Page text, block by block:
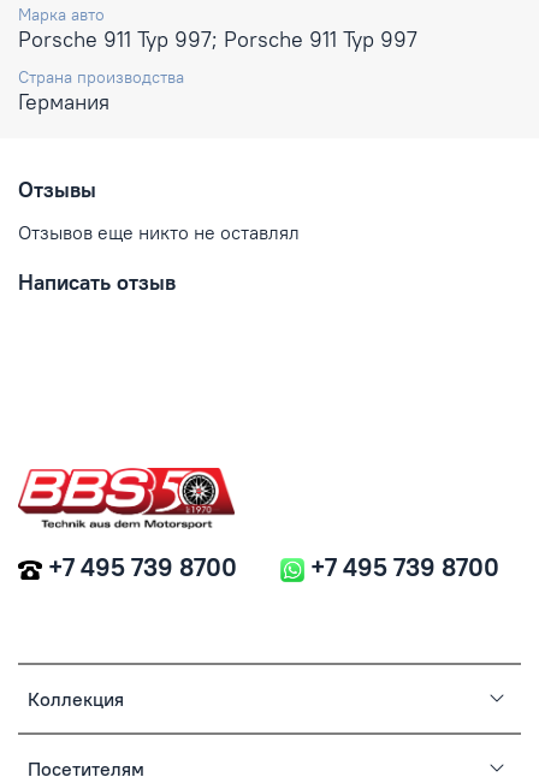
Марка авто
Porsche 911 Typ 997; Porsche 911 Typ 997
Страна производства
Германия
Отзывы
Отзывов еще никто не оставлял
Написать отзыв
Коллекция
Посетителям
+7 495 739 8700 +7 495 739 8700